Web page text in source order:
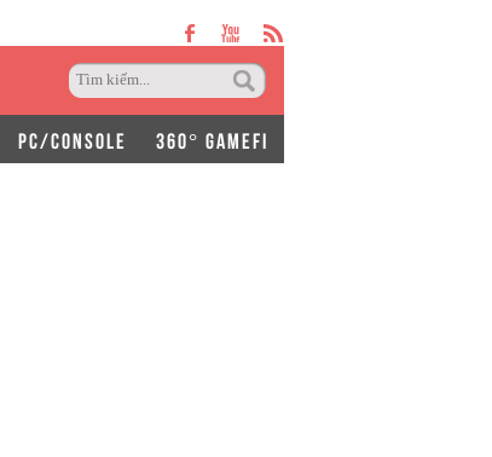
PC/CONSOLE 360° GAMEFI